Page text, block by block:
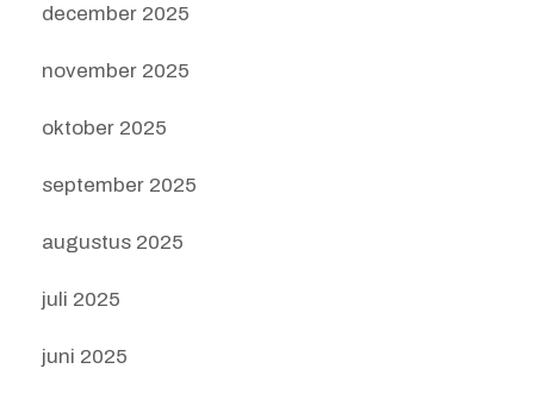
december 2025
november 2025
oktober 2025
september 2025
augustus 2025
juli 2025
juni 2025